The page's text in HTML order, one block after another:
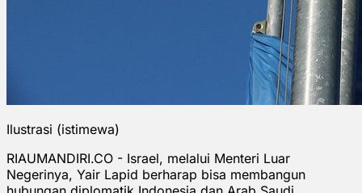
Ilustrasi (istimewa)
RIAUMANDIRI.CO - Israel, melalui Menteri Luar
Negerinya, Yair Lapid berharap bisa membangun